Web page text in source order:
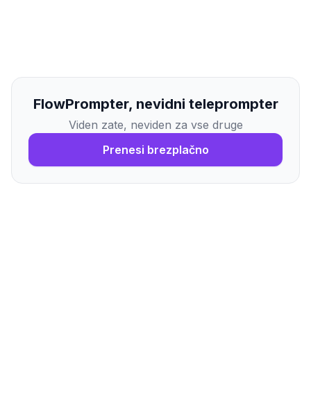
FlowPrompter, nevidni teleprompter
Viden zate, neviden za vse druge
Prenesi brezplačno